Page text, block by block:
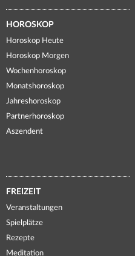
HOROSKOP
Horoskop Heute
Horoskop Morgen
Wochenhoroskop
Monatshoroskop
Jahreshoroskop
Partnerhoroskop
Aszendent
FREIZEIT
Veranstaltungen
Spielplätze
Rezepte
Meditation